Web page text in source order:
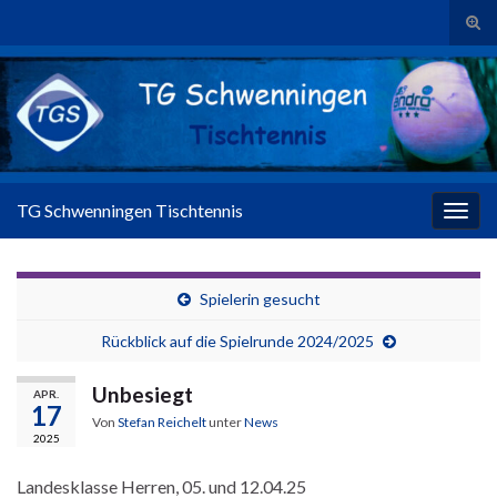
Search for:
TG Schwenningen Tischtennis
Spielerin gesucht
Rückblick auf die Spielrunde 2024/2025
APR.
17
2025
Unbesiegt
Von Stefan ReicheltunterNews
Landesklasse Herren, 05. und 12.04.25